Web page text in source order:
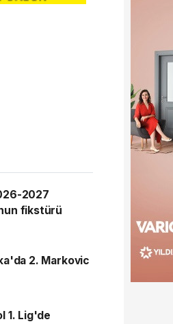
2027
fikstürü
2. Markovic
1. Lig'de